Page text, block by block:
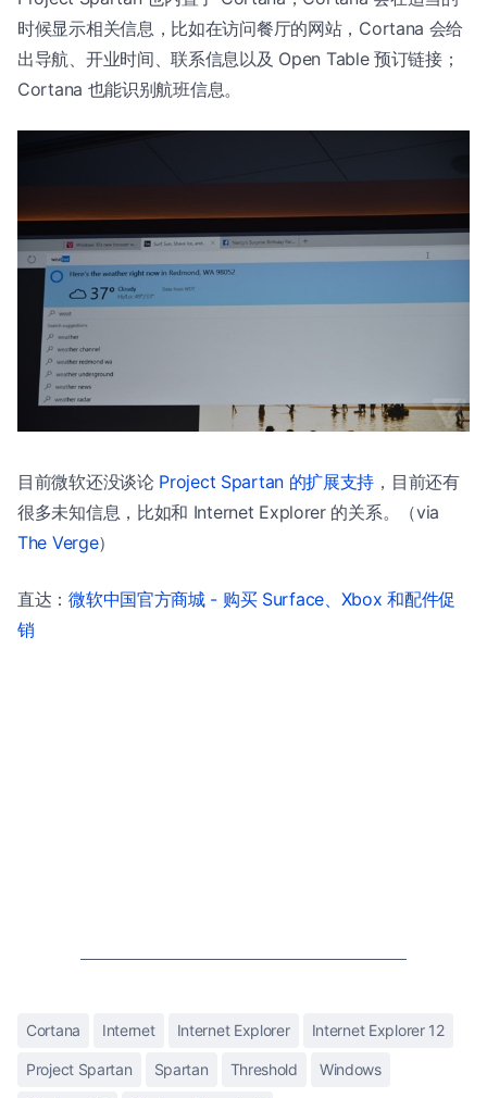
时候显示相关信息，比如在访问餐厅的网站，Cortana 会给
出导航、开业时间、联系信息以及 Open Table 预订链接；
Cortana 也能识别航班信息。
目前微软还没谈论 Project Spartan 的扩展支持 ，目前还有
很多未知信息，比如和 Internet Explorer 的关系。（via
The Verge）
直达：微软中国官方商城 - 购买 Surface、Xbox 和配件促
销
Cortana Internet Internet Explorer Internet Explorer 12
Project Spartan Spartan Threshold Windows